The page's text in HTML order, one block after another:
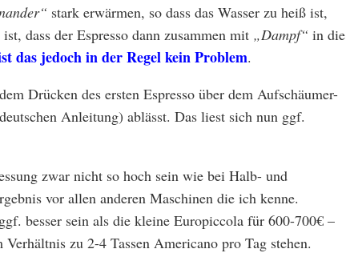
stark erwärmen, so dass das Wasser zu heiß ist,
dass der Espresso dann zusammen mit „Dampf“ in die
das jedoch in der Regel kein Problem.
Drücken des ersten Espresso über dem Aufschäumer-
Anleitung) ablässt. Das liest sich nun ggf.
zwar nicht so hoch sein wie bei Halb- und
vor allen anderen Maschinen die ich kenne.
besser sein als die kleine Europiccola für 600-700€ –
zu 2-4 Tassen Americano pro Tag stehen.